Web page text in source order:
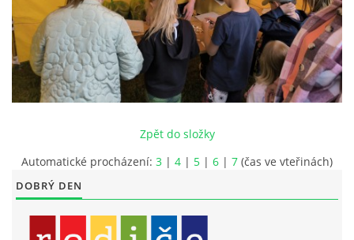
VÝTVARNÝ OBOR
LITERÁRNĚ DRAMATICKÝ OBOR
PRAVIDLA PRO VEŘEJNÉ AKCE ZUŠ STAŇKOV
ÚSPĚCHY NAŠICH ŽÁKŮ
Zpět do složky
Automatické procházení: 3 | 4 | 5 | 6 | 7 (čas ve vteřinách)
DOBRÝ DEN